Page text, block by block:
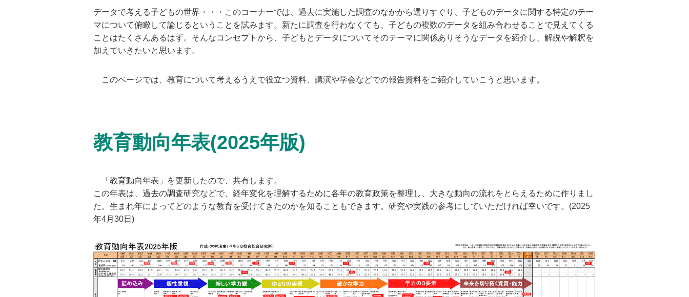
データで考える子どもの世界・・・このコーナーでは、過去に実施した調査のなかから選りすぐり、子どものデータに関する特定のテー
マについて俯瞰して論じるということを試みます。新たに調査を行わなくても、子どもの複数のデータを組み合わせることで見えてくる
ことはたくさんあるはず。そんなコンセプトから、子どもとデータについてそのテーマに関係ありそうなデータを紹介し、解説や解釈を
加えていきたいと思います。
このページでは、教育について考えるうえで役立つ資料、講演や学会などでの報告資料をご紹介していこうと思います。
教育動向年表(2025年版)
「教育動向年表」を更新したので、共有します。
この年表は、過去の調査研究などで、経年変化を理解するために各年の教育政策を整理し、大きな動向の流れをとらえるために作りまし
た。生まれ年によってどのような教育を受けてきたのかを知ることもできます。研究や実践の参考にしていただければ幸いです。(2025
年4月30日)